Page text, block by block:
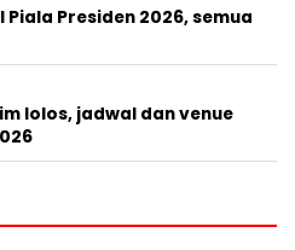
Presiden 2026, semua
lolos, jadwal dan venue